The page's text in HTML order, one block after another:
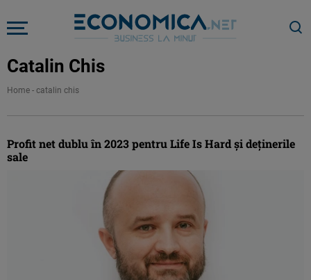
Catalin Chis
Home - catalin chis
Profit net dublu în 2023 pentru Life Is Hard și deținerile
sale